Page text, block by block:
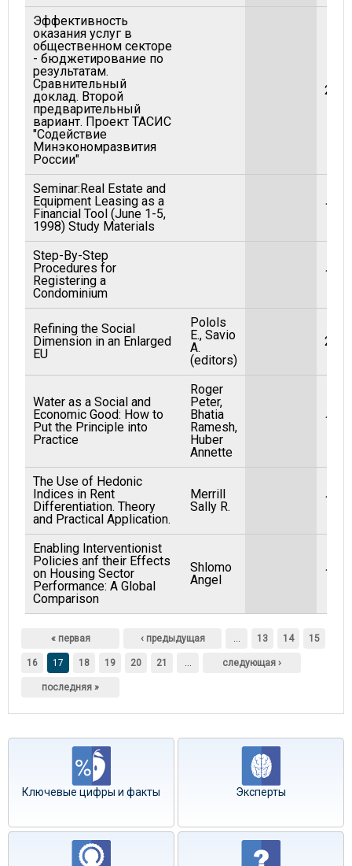
Эффективность
оказания услуг в
общественном секторе
- бюджетирование по
результатам.
Сравнительный
доклад. Второй
предварительный
вариант. Проект ТАСИС
"Содействие
Минэкономразвития
России"
2002
Seminar:Real Estate and
Equipment Leasing as a
Financial Tool (June 1-5,
1998) Study Materials
1998
Step-By-Step
Procedures for
Registering a
Condominium
1995
Refining the Social
Dimension in an Enlarged
EU
Polols
E., Savio
A.
(editors)
2005
Water as a Social and
Economic Good: How to
Put the Principle into
Practice
Roger
Peter,
Bhatia
Ramesh,
Huber
Annette
1996
The Use of Hedonic
Indices in Rent
Differentiation. Theory
and Practical Application.
Merrill
Sally R.
1995
Enabling Interventionist
Policies anf their Effects
on Housing Sector
Performance: A Global
Comparison
Shlomo
Angel
1996
« первая ‹ предыдущая … 13 14 15
16 17 18 19 20 21 … следующая ›
последняя »
Ключевые цифры и факты Эксперты